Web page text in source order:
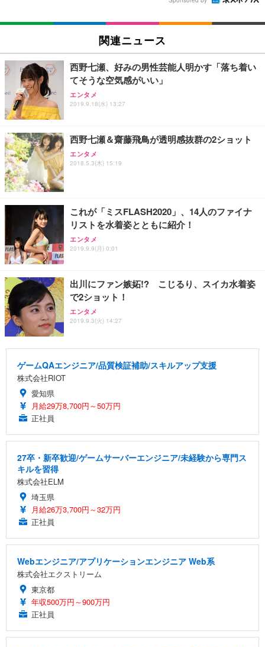
関連ニュース
西野七瀬、好みの男性芸能人明かす「落ち着い
てそうな空気感がいい」
エンタメ
2019.9.18(水) 13:27
西野七瀬＆齋藤飛鳥が透明感抜群の2ショット
エンタメ
2018.5.3(木) 15:19
これが「ミスFLASH2020」、14人のファイナ
リストを水着姿とともに紹介！
エンタメ
2019.9.9(月) 0:01
出川にファン嫉妬!? こじるり、スイカ水着姿
で2ショット！
エンタメ
2019.9.3(火) 14:27
ゲームQAエンジニア/品質検証補助/スキルアップ支援
株式会社RIOT
愛知県
月給29万8,700円～50万円
正社員
27卒・新卒歓迎/ゲームサーバーエンジニア/未経験から専門ス
キルを習得
株式会社ELM
埼玉県
月給26万3,700円～32万円
正社員
Webエンジニア/アプリケーションエンジニア Web系
株式会社エクストリーム
東京都
年収500万円～900万円
正社員